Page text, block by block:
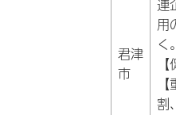
君津
市
連
用
く。
割